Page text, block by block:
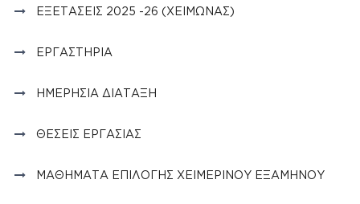
ΕΞΕΤΆΣΕΙΣ 2025 -26 (ΧΕΙΜΏΝΑΣ)
ΕΡΓΑΣΤΉΡΙΑ
ΗΜΕΡΉΣΙΑ ΔΙΆΤΑΞΗ
ΘΈΣΕΙΣ ΕΡΓΑΣΊΑΣ
ΜΑΘΉΜΑΤΑ ΕΠΙΛΟΓΉΣ ΧΕΙΜΕΡΙΝΟΎ ΕΞΑΜΉΝΟΥ